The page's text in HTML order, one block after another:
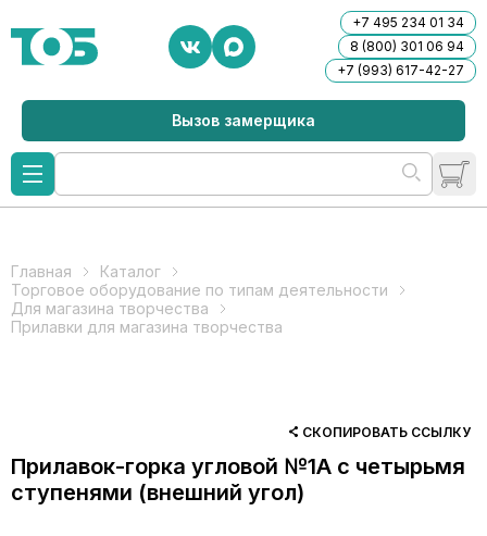
+7 495 234 01 34
8 (800) 301 06 94
+7 (993) 617-42-27
Вызов замерщика
Главная
Каталог
Торговое оборудование по типам деятельности
Для магазина творчества
Прилавки для магазина творчества
СКОПИРОВАТЬ ССЫЛКУ
Прилавок-горка угловой №1А с четырьмя
ступенями (внешний угол)